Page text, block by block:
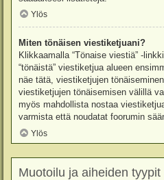
Ylös
Miten tönäisen viestiketjuani?
Klikkaamalla “Tönaise viestiä” -
“tönäistä” viestiketjua alueen
näe tätä, viestiketjujen
viestiketjujen tönäisemisen välillä
myös mahdollista nostaa
varmista että noudatat foorumin
Ylös
Muotoilu ja aiheiden tyypit